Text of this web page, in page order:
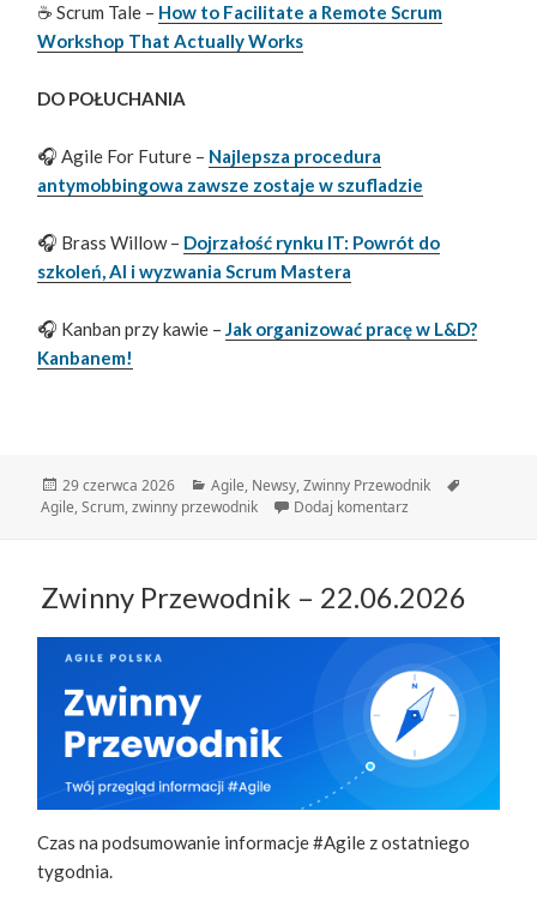
☕ Scrum Tale – How to Facilitate a Remote Scrum
Workshop That Actually Works
DO POŁUCHANIA
🎧 Agile For Future – Najlepsza procedura
antymobbingowa zawsze zostaje w szufladzie
🎧 Brass Willow – Dojrzałość rynku IT: Powrót do
szkoleń, AI i wyzwania Scrum Mastera
🎧 Kanban przy kawie –Jak organizować pracę w L&D?
Kanbanem!
Data
publikacji
29 czerwca 2026 Kategorie
Agile, Newsy,Zwinny Przewodnik
Agile,Scrum,zwinny przewodnik Dodaj komentarz
Zwinny Przewodnik – 22.06.2026
Czas na podsumowanie informacje #Agile z ostatniego
tygodnia.